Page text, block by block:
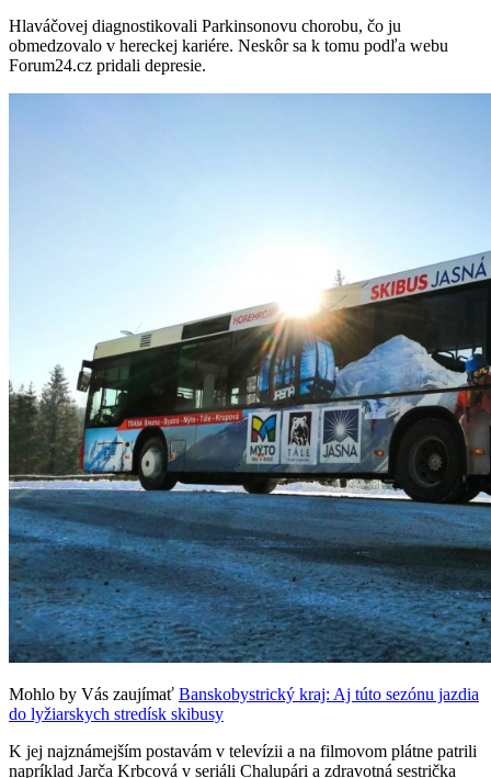
Hlaváčovej diagnostikovali Parkinsonovu chorobu, čo ju
obmedzovalo v hereckej kariére. Neskôr sa k tomu podľa webu
Forum24.cz pridali depresie.
Mohlo by Vás zaujímať Banskobystrický kraj: Aj túto sezónu jazdia
do lyžiarskych stredísk skibusy
K jej najznámejším postavám v televízii a na filmovom plátne patrili
napríklad Jarča Krbcová v seriáli Chalupári a zdravotná sestrička